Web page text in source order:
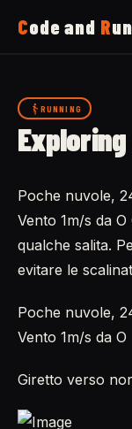
Code and Run
Running
Uses
Now
About
RUNNING
Poche nuvole,
Vento 1m/s da
qualche salita.
evitare le
Poche nuvole,
Vento 1m/s da O
Giretto verso